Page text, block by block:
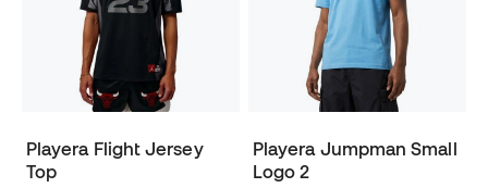
Playera Flight Jersey
Top
Playera Jumpman Small
Logo 2